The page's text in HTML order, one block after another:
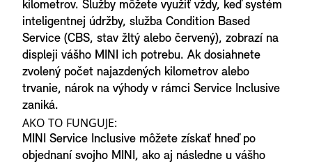
kilometrov. Služby môžete využiť vždy, keď systém
inteligentnej údržby, služba Condition Based
Service (CBS, stav žltý alebo červený), zobrazí na
displeji vášho MINI ich potrebu. Ak dosiahnete
zvolený počet najazdených kilometrov alebo
trvanie, nárok na výhody v rámci Service Inclusive
zaniká.
AKO TO FUNGUJE:
MINI Service Inclusive môžete získať hneď po
objednaní svojho MINI, ako aj následne u vášho